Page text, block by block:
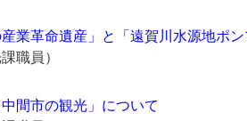
業革命遺産」と「遠賀川水源地ポ
職員）
間市の観光」について